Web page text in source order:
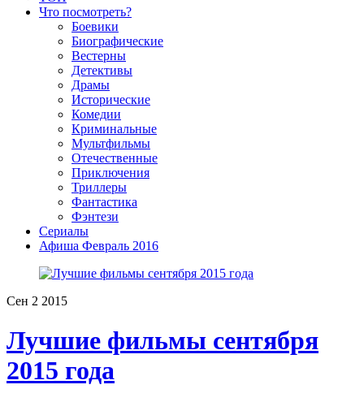
Что посмотреть?
Боевики
Биографические
Вестерны
Детективы
Драмы
Исторические
Комедии
Криминальные
Мультфильмы
Отечественные
Приключения
Триллеры
Фантастика
Фэнтези
Сериалы
Афиша Февраль 2016
Сен 2 2015
Лучшие фильмы сентября
2015 года